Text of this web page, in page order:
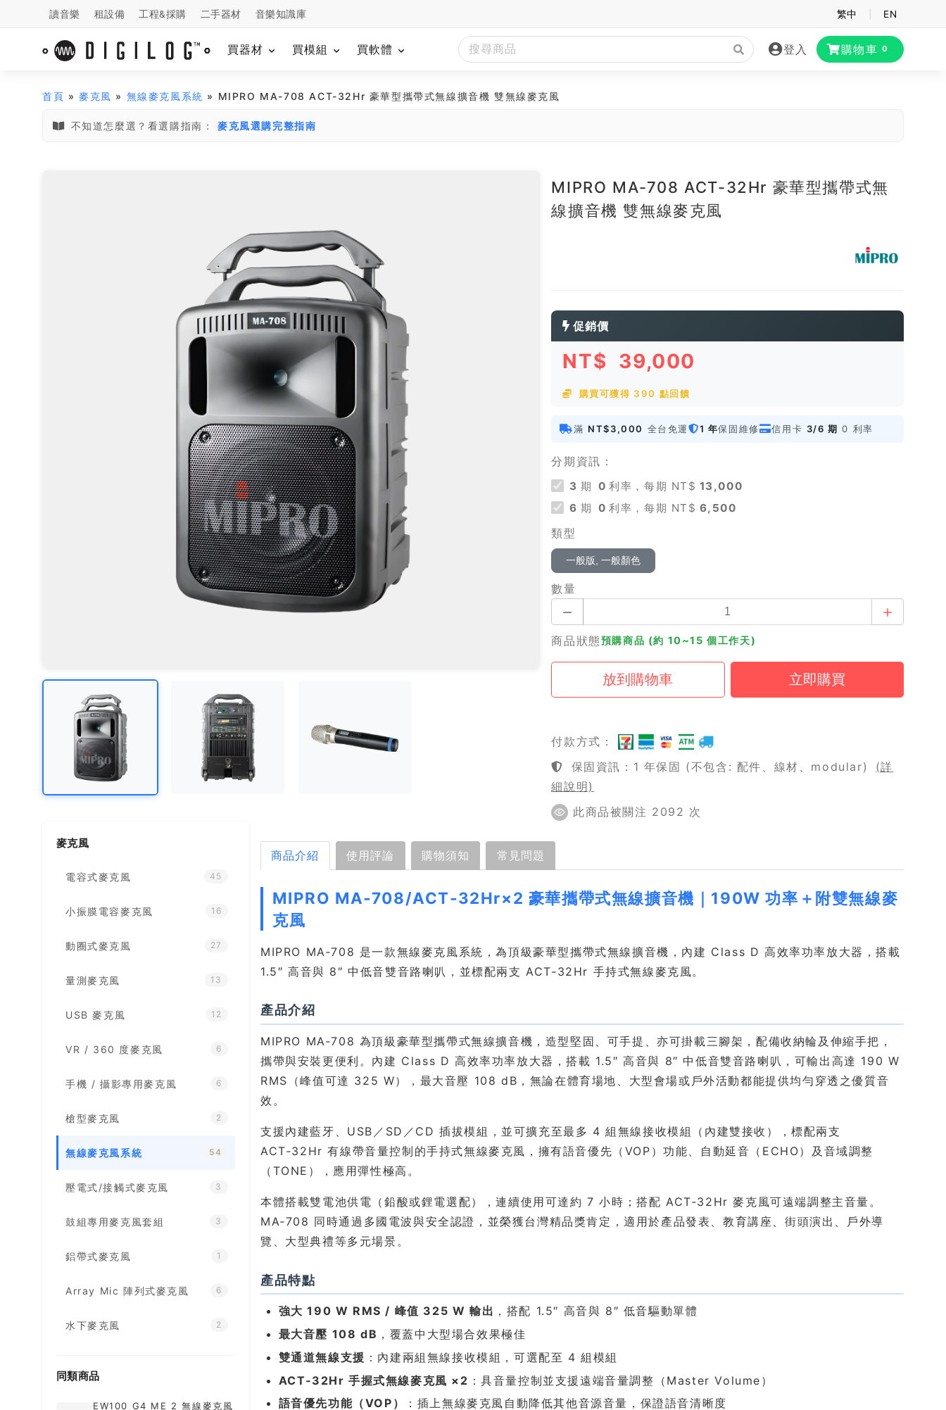
讀音樂 租設備 工程&採購 二手器材 音樂知識庫 繁中 EN
買器材 買模組 買軟體 登入 購物車 0
首頁 »麥克風 » 無線麥克風系統 » MIPRO MA-708 ACT-32Hr 豪華型攜帶式無線擴音機 雙無線麥克風
不知道怎麼選？看選購指南： 麥克風選購完整指南
MIPRO MA-708 ACT-32Hr 豪華型攜帶式無
線擴音機 雙無線麥克風
促銷價
NT$ 39,000
購買可獲得 390 點回饋
滿 NT$3,000 全台免運 1 年保固維修 信用卡 3/6 期 0 利率
分期資訊：
3 期 0 利率，每期 NT$ 13,000
6 期 0 利率，每期 NT$ 6,500
類型
一般版, 一般顏色
數量
商品狀態預購商品 (約 10~15 個工作天)
付款方式：
保固資訊：1 年保固 (不包含: 配件、線材、modular)
(詳
細說明)
此商品被關注 2092 次
麥克風
電容式麥克風 45
小振膜電容麥克風 16
動圈式麥克風 27
量測麥克風 13
USB 麥克風 12
VR / 360 度麥克風 6
手機 / 攝影專用麥克風 6
槍型麥克風 2
無線麥克風系統 54
壓電式/接觸式麥克風 3
鼓組專用麥克風套組 3
鋁帶式麥克風 1
Array Mic 陣列式麥克風 6
水下麥克風 2
同類商品
EW100 G4 ME 2 無線麥克風
商品介紹 使用評論 購物須知 常見問題
MIPRO MA‑708/ACT‑32Hr×2 豪華攜帶式無線擴音機｜190W 功率＋附雙無線麥
克風
MIPRO MA‑708 是一款無線麥克風系統，為頂級豪華型攜帶式無線擴音機，內建 Class D 高效率功率放大器，搭載
1.5″ 高音與 8″ 中低音雙音路喇叭，並標配兩支 ACT‑32Hr 手持式無線麥克風。
產品介紹
MIPRO MA‑708 為頂級豪華型攜帶式無線擴音機，造型堅固、可手提、亦可掛載三腳架，配備收納輪及伸縮手把，
攜帶與安裝更便利。內建 Class D 高效率功率放大器，搭載 1.5″ 高音與 8″ 中低音雙音路喇叭，可輸出高達 190 W
RMS（峰值可達 325 W），最大音壓 108 dB，無論在體育場地、大型會場或戶外活動都能提供均勻穿透之優質音
效。
支援內建藍牙、USB／SD／CD 插拔模組，並可擴充至最多 4 組無線接收模組（內建雙接收），標配兩支
ACT‑32Hr 有線帶音量控制的手持式無線麥克風，擁有語音優先（VOP）功能、自動延音（ECHO）及音域調整
（TONE），應用彈性極高。
本體搭載雙電池供電（鉛酸或鋰電選配），連續使用可達約 7 小時；搭配 ACT‑32Hr 麥克風可遠端調整主音量。
MA‑708 同時通過多國電波與安全認證，並榮獲台灣精品獎肯定，適用於產品發表、教育講座、街頭演出、戶外導
覽、大型典禮等多元場景。
產品特點
強大 190 W RMS / 峰值 325 W 輸出 ，搭配 1.5″ 高音與 8″ 低音驅動單體
最大音壓 108 dB ，覆蓋中大型場合效果極佳
雙通道無線支援 ：內建兩組無線接收模組，可選配至 4 組模組
ACT‑32Hr 手握式無線麥克風 ×2 ：具音量控制並支援遠端音量調整（Master Volume）
語音優先功能（VOP）
：插上無線麥克風自動降低其他音源音量，保證語音清晰度